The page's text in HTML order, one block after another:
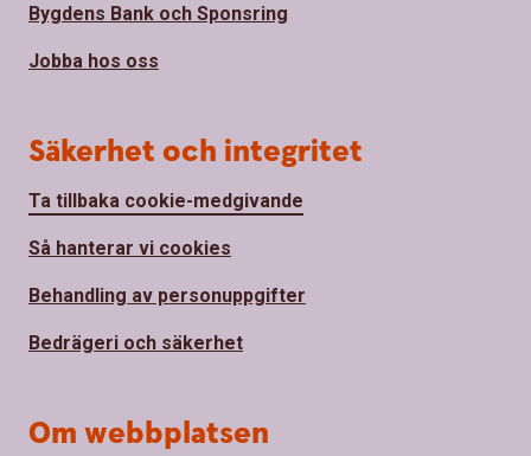
Bygdens Bank och Sponsring
Jobba hos oss
Säkerhet och integritet
Ta tillbaka cookie-medgivande
Så hanterar vi cookies
Behandling av personuppgifter
Bedrägeri och säkerhet
Om webbplatsen